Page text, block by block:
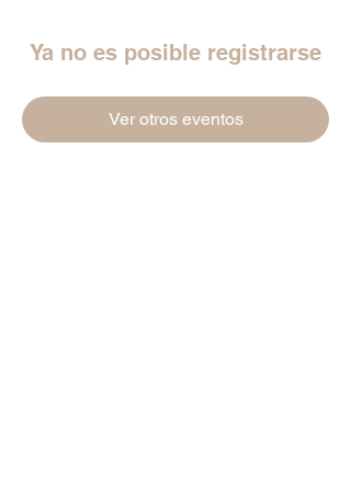
Ya no es posible registrarse
Ver otros eventos